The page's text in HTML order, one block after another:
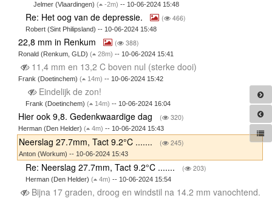
Jelmer (Vlaardingen) ( -2m) -- 10-06-2024 15:48
Re: Het oog van de depressie. ( 466)
Robert (Sint Philipsland) -- 10-06-2024 15:48
22,8 mm in Renkum ( 388)
Ronald (Renkum, GLD) ( 28m) -- 10-06-2024 15:41
11,4 mm en 13,2 C boven nul (sterke dooi)
Frank (Doetinchem) ( 14m) -- 10-06-2024 15:42
Eindelijk de zon!
Frank (Doetinchem)( 14m) -- 10-06-2024 16:04
Hier ook 9,8. Gedenkwaardige dag ( 320)
Herman (Den Helder) ( 4m) -- 10-06-2024 15:43
Neerslag 27.7mm, Tact 9.2°C ....... ( 245)
Anton (Workum) -- 10-06-2024 15:43
Re: Neerslag 27.7mm, Tact 9.2°C ....... ( 203)
Herman (Den Helder)( 4m) -- 10-06-2024 15:54
Bijna 17 graden, droog en windstil na 14.2 mm vanochtend.